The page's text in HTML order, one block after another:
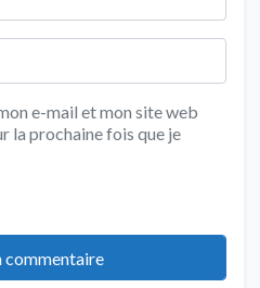
e-mail et mon site web
la prochaine fois que je